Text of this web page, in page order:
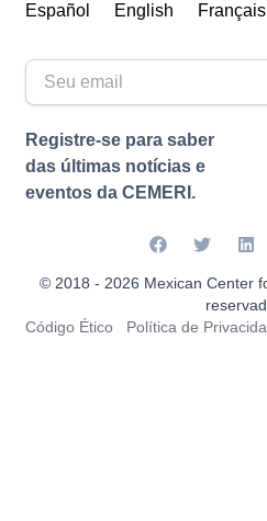
Español English Français
Registre-se para saber
das últimas notícias e
eventos da CEMERI.
© 2018 - 2026 Mexican Center
Código Ético
Política de